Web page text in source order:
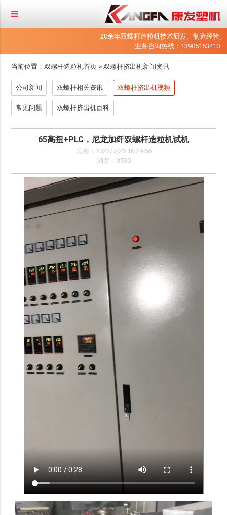
20余年双螺杆造粒机技术研发、制造经验。
业务咨询热线： 13905153410
当前位置：双螺杆造粒机首页 >双螺杆挤出机新闻资讯
公司新闻 双螺杆相关资讯 双螺杆挤出机视频
常见问题 双螺杆挤出机百科
65高扭+PLC，尼龙加纤双螺杆造粒机试机
发布：2023/7/26 16:29:56
浏览：3530